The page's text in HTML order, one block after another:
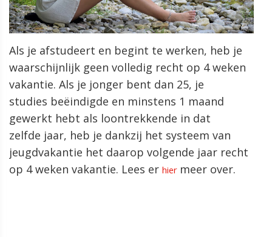
Als je afstudeert en begint te werken, heb je
waarschijnlijk geen volledig recht op 4 weken
vakantie. Als je jonger bent dan 25, je
studies beëindigde en minstens 1 maand
gewerkt hebt als loontrekkende in dat
zelfde jaar, heb je dankzij het systeem van
jeugdvakantie het daarop volgende jaar recht
op 4 weken vakantie. Lees er hier meer over.